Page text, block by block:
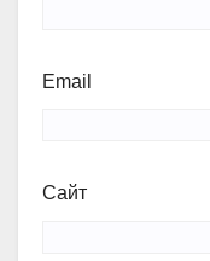
Email
Сайт